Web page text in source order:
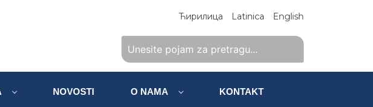
Ћирилица Latinica English
NOVOSTI O NAMA KONTAKT